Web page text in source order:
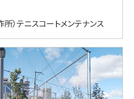
）テニスコートメンテナンス